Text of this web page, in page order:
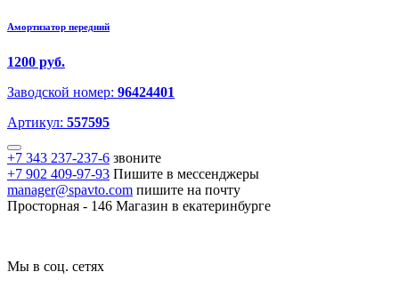
Амортизатор передний
1200 руб.
Заводской номер: 96424401
Артикул: 557595
+7 343 237-237-6 звоните
+7 902 409-97-93 Пишите в мессенджеры
manager@spavto.com пишите на почту
Просторная - 146 Магазин в екатеринбурге
Мы в соц. сетях